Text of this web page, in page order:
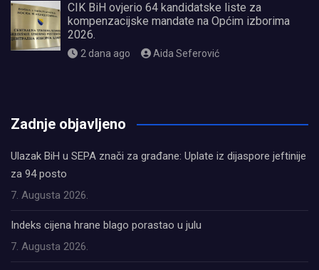
CIK BiH ovjerio 64 kandidatske liste za
kompenzacijske mandate na Općim izborima
2026.
2 dana ago Aida Seferović
Zadnje objavljeno
Ulazak BiH u SEPA znači za građane: Uplate iz dijaspore jeftinije
za 94 posto
7. Augusta 2026.
Indeks cijena hrane blago porastao u julu
7. Augusta 2026.